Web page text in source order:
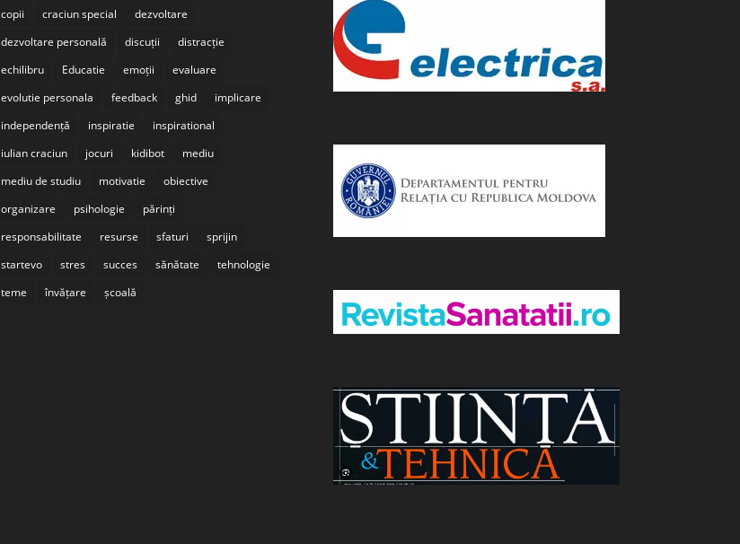
copii
craciun special
dezvoltare
dezvoltare personală
discuții
distracție
echilibru
Educatie emoții
evaluare
evolutie personala
feedback ghid
implicare
independență
inspiratie
inspirational
iulian craciun
jocuri kidibot
mediu
mediu de studiu
motivatie
obiective
organizare
psihologie
părinți
responsabilitate
resurse sfaturi
sprijin
startevo
stres succes sănătate
tehnologie
teme
învățare școală